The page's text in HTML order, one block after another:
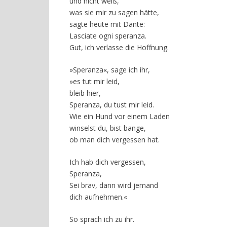
was sie mir zu sagen hätte,
sagte heute mit Dante:
Lasciate ogni speranza.
Gut, ich verlasse die Hoffnung.
»Speranza«, sage ich ihr,
»es tut mir leid,
bleib hier,
Speranza, du tust mir leid.
Wie ein Hund vor einem Laden
winselst du, bist bange,
ob man dich vergessen hat.
Ich hab dich vergessen,
Speranza,
Sei brav, dann wird jemand
dich aufnehmen.«
So sprach ich zu ihr.